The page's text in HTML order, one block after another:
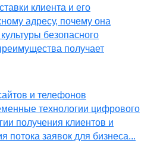
клиента и его
адресу, почему она
безопасного
получает
и телефонов
технологии цифрового
получения клиентов и
потока заявок для бизнеса...